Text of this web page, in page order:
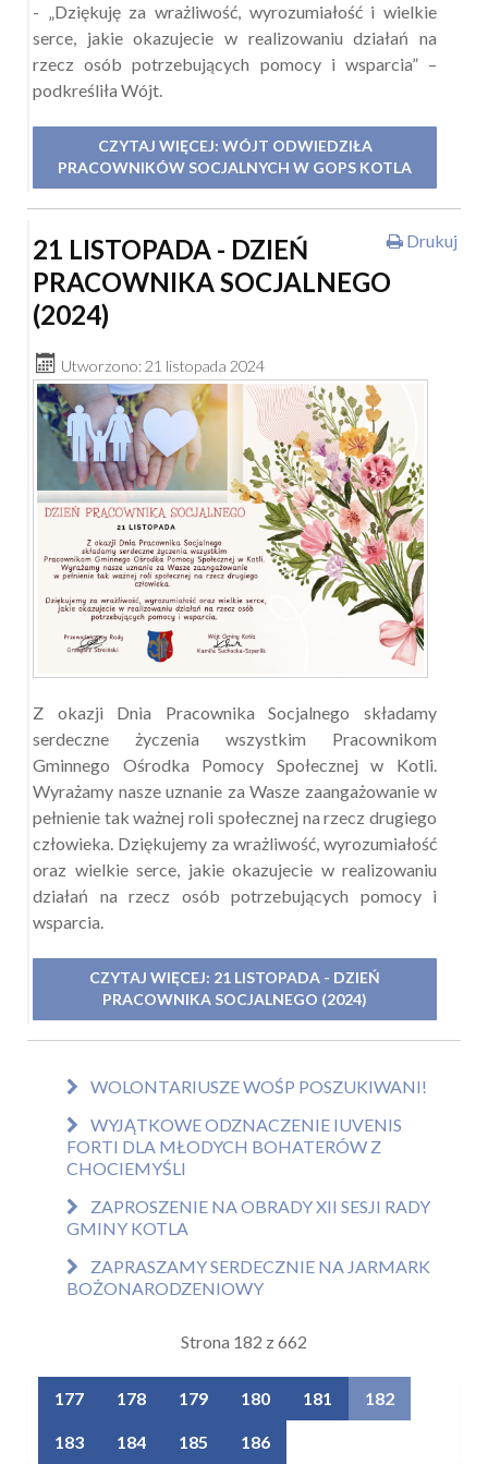
- „Dziękuję za wrażliwość, wyrozumiałość i wielkie
serce, jakie okazujecie w realizowaniu działań na
rzecz osób potrzebujących pomocy i wsparcia” –
podkreśliła Wójt.
CZYTAJ WIĘCEJ: WÓJT ODWIEDZIŁA
PRACOWNIKÓW SOCJALNYCH W GOPS KOTLA
21 LISTOPADA - DZIEŃ
PRACOWNIKA SOCJALNEGO
(2024)
Utworzono: 21 listopada 2024
Drukuj
Z okazji Dnia Pracownika Socjalnego składamy
serdeczne życzenia wszystkim Pracownikom
Gminnego Ośrodka Pomocy Społecznej w Kotli.
Wyrażamy nasze uznanie za Wasze zaangażowanie w
pełnienie tak ważnej roli społecznej na rzecz drugiego
człowieka. Dziękujemy za wrażliwość, wyrozumiałość
oraz wielkie serce, jakie okazujecie w realizowaniu
działań na rzecz osób potrzebujących pomocy i
wsparcia.
CZYTAJ WIĘCEJ: 21 LISTOPADA - DZIEŃ
PRACOWNIKA SOCJALNEGO (2024)
WOLONTARIUSZE WOŚP POSZUKIWANI!
WYJĄTKOWE ODZNACZENIE IUVENIS
FORTI DLA MŁODYCH BOHATERÓW Z
CHOCIEMYŚLI
ZAPROSZENIE NA OBRADY XII SESJI RADY
GMINY KOTLA
ZAPRASZAMY SERDECZNIE NA JARMARK
BOŻONARODZENIOWY
Strona 182 z 662
177 178 179 180 181 182
183 184 185 186